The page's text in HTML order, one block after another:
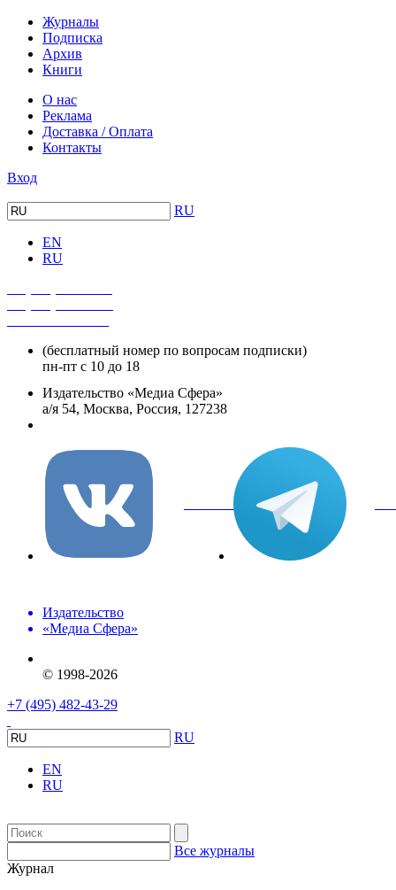
Журналы
Подписка
Архив
Книги
О нас
Реклама
Доставка / Оплата
Контакты
Вход
RU
EN
RU
(бесплатный номер по вопросам подписки)
пн-пт с 10 до 18
Издательство «Медиа Сфера»
а/я 54, Москва, Россия, 127238
вКонтакте
Издательство
«Медиа Сфера»
© 1998-2026
+7 (495) 482-43-29
RU
EN
RU
Все журналы
Журнал